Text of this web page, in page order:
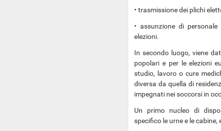
• trasmissione dei plichi
• assunzione di
elezioni.
In secondo luogo, viene
popolari e per le elezioni
studio, lavoro o cure
diversa da quella di
impegnati nei soccorsi in
Un primo nucleo di
specifico le urne e le cabine,